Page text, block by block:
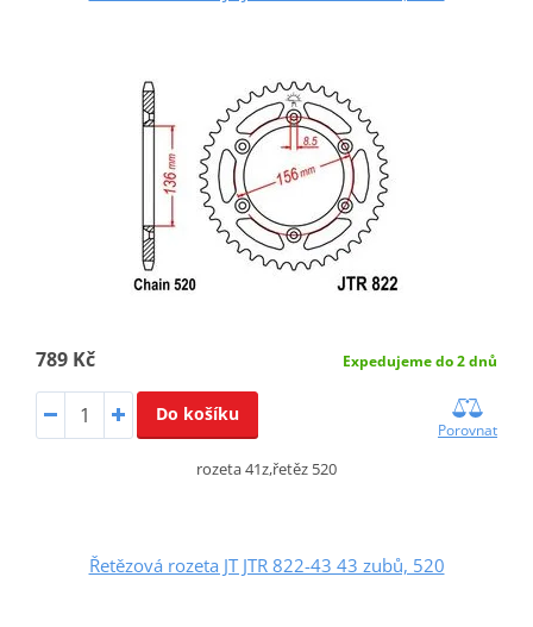
789 Kč Expedujeme do 2 dnů
Do košíku
Porovnat
rozeta 41z,řetěz 520
Řetězová rozeta JT JTR 822-43 43 zubů, 520